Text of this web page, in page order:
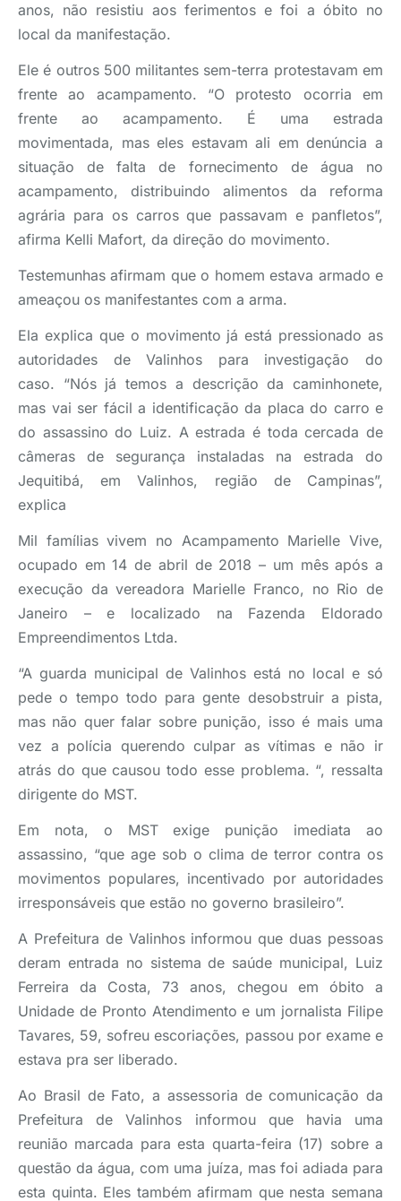
anos, não resistiu aos ferimentos e foi a óbito no
local da manifestação.
Ele é outros 500 militantes sem-terra protestavam em
frente ao acampamento. “O protesto ocorria em
frente ao acampamento. É uma estrada
movimentada, mas eles estavam ali em denúncia a
situação de falta de fornecimento de água no
acampamento, distribuindo alimentos da reforma
agrária para os carros que passavam e panfletos”,
afirma Kelli Mafort, da direção do movimento.
Testemunhas afirmam que o homem estava armado e
ameaçou os manifestantes com a arma.
Ela explica que o movimento já está pressionado as
autoridades de Valinhos para investigação do
caso. “Nós já temos a descrição da caminhonete,
mas vai ser fácil a identificação da placa do carro e
do assassino do Luiz. A estrada é toda cercada de
câmeras de segurança instaladas na estrada do
Jequitibá, em Valinhos, região de Campinas”,
explica
Mil famílias vivem no Acampamento Marielle Vive,
ocupado em 14 de abril de 2018 – um mês após a
execução da vereadora Marielle Franco, no Rio de
Janeiro – e localizado na Fazenda Eldorado
Empreendimentos Ltda.
“A guarda municipal de Valinhos está no local e só
pede o tempo todo para gente desobstruir a pista,
mas não quer falar sobre punição, isso é mais uma
vez a polícia querendo culpar as vítimas e não ir
atrás do que causou todo esse problema. “, ressalta
dirigente do MST.
Em nota, o MST exige punição imediata ao
assassino, “que age sob o clima de terror contra os
movimentos populares, incentivado por autoridades
irresponsáveis que estão no governo brasileiro”.
A Prefeitura de Valinhos informou que duas pessoas
deram entrada no sistema de saúde municipal, Luiz
Ferreira da Costa, 73 anos, chegou em óbito a
Unidade de Pronto Atendimento e um jornalista Filipe
Tavares, 59, sofreu escoriações, passou por exame e
estava pra ser liberado.
Ao Brasil de Fato, a assessoria de comunicação da
Prefeitura de Valinhos informou que havia uma
reunião marcada para esta quarta-feira (17) sobre a
questão da água, com uma juíza, mas foi adiada para
esta quinta. Eles também afirmam que nesta semana